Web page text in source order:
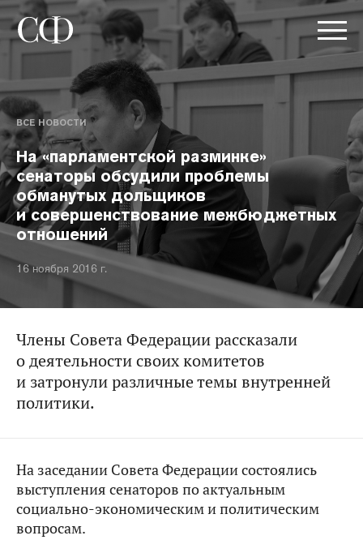
ВСЕ НОВОСТИ
На «парламентской разминке»
сенаторы обсудили проблемы
обманутых дольщиков
и совершенствование межбюджетных
отношений
16 ноября 2016 г.
Члены Совета Федерации рассказали
о деятельности своих комитетов
и затронули различные темы внутренней
политики.
На заседании Совета Федерации состоялись
выступления сенаторов по актуальным
социально-экономическим и политическим
вопросам.